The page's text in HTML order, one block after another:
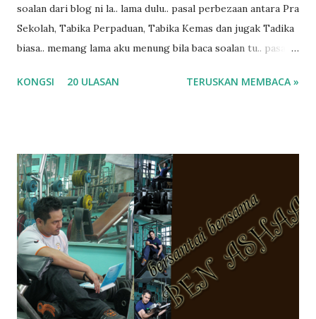
soalan dari blog ni la.. lama dulu.. pasal perbezaan antara Pra
Sekolah, Tabika Perpaduan, Tabika Kemas dan jugak Tadika
biasa.. memang lama aku menung bila baca soalan tu.. pasal
ko.. masa tu aku baru je ada anak sorang dan aku hentam je
tanya sapa-sapa pun masa tu.. bila fikir-fikirkan balik terasa
jugak masa alahai teruknya kami sebagai ibubapa.. dan kami
terasa jugak semakin teruk bila abg long dah masuk 2 tahun
kat salah satu tadika swasta ni.. tapi nampaknya kenal huruf
pun tak tau.. pengsan aku bila ingat balik.. aku mula fikir
mungkin sebab abg long sendiri jenis budak yang ada
masalah dyslexia.. tapi minor la.. nanti la aku cerita pasal
dyslexia tu.. lepas tu kami buat keputusan pu...
KONGSI 20 ULASAN TERUSKAN MEMBACA »